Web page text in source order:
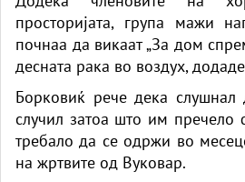
просторијата, група мажи
почнаа да викаат „За дом
десната рака во воздух,
Борковиќ рече дека слушнал
случил затоа што им пречело
требало да се одржи во
на жртвите од Вуковар.